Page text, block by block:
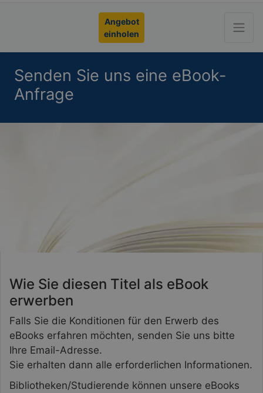
Angebot
einholen
Senden Sie uns eine eBook-
Anfrage
Wie Sie diesen Titel als eBook
erwerben
Falls Sie die Konditionen für den Erwerb des
eBooks erfahren möchten, senden Sie uns bitte
Ihre Email-Adresse.
Sie erhalten dann alle erforderlichen Informationen.
Bibliotheken/Studierende können unsere eBooks